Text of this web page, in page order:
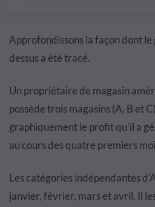
Approfondissons la façon dont
dessus a été tracé.
Un propriétaire de magasin
possède trois magasins (A, B et
graphiquement le profit qu'il a
au cours des quatre premiers
Les catégories indépendantes
janvier, février, mars et avril. Il